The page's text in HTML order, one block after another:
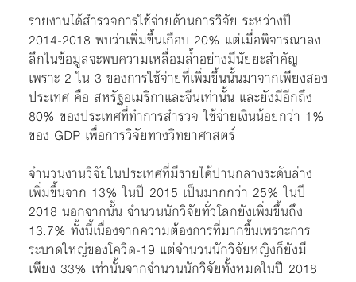
รายงานได้สำรวจการใช้จ่ายด้านการวิจัย ระหว่างปี
2014-2018 พบว่าเพิ่มขึ้นเกือบ 20% แต่เมื่อพิจารณาลง
ลึกในข้อมูลจะพบความเหลื่อมล้ำอย่างมีนัยยะสำคัญ
เพราะ 2 ใน 3 ของการใช้จ่ายที่เพิ่มขึ้นนั้นมาจากเพียงสอง
ประเทศ คือ สหรัฐอเมริกาและจีนเท่านั้น และยังมีอีกถึง
80% ของประเทศที่ทำการสำรวจ ใช้จ่ายเงินน้อยกว่า 1%
ของ GDP เพื่อการวิจัยทางวิทยาศาสตร์
จำนวนงานวิจัยในประเทศที่มีรายได้ปานกลางระดับล่าง
เพิ่มขึ้นจาก 13% ในปี 2015 เป็นมากกว่า 25% ในปี
2018 นอกจากนั้น จำนวนนักวิจัยทั่วโลกยังเพิ่มขึ้นถึง
13.7% ทั้งนี้เนื่องจากความต้องการที่มากขึ้นเพราะการ
ระบาดใหญ่ของโควิด-19 แต่จำนวนนักวิจัยหญิงก็ยังมี
เพียง 33% เท่านั้นจากจำนวนนักวิจัยทั้งหมดในปี 2018